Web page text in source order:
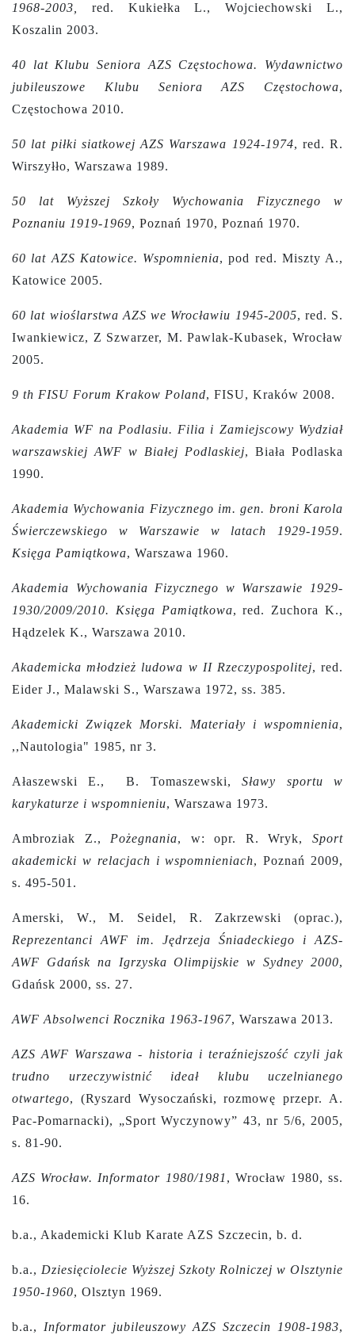
1968-2003,
red. Kukiełka L., Wojciechowski L.,
Koszalin 2003.
40 lat Klubu Seniora AZS Częstochowa. Wydawnictwo
jubileuszowe Klubu Seniora AZS Częstochowa,
Częstochowa 2010.
50 lat piłki siatkowej AZS Warszawa 1924-1974, red. R.
Wirszyłło, Warszawa 1989.
50 lat Wyższej Szkoły Wychowania Fizycznego w
Poznaniu 1919-1969, Poznań 1970, Poznań 1970.
60 lat AZS Katowice. Wspomnienia, pod red. Miszty A.,
Katowice 2005.
60 lat wioślarstwa AZS we Wrocławiu 1945-2005, red. S.
Iwankiewicz, Z Szwarzer, M. Pawlak-Kubasek, Wrocław
2005.
9 th FISU Forum Krakow Poland, FISU, Kraków 2008.
Akademia WF na Podlasiu. Filia i Zamiejscowy Wydział
warszawskiej AWF w Białej Podlaskiej, Biała Podlaska
1990.
Akademia Wychowania Fizycznego im. gen. broni Karola
Świerczewskiego w Warszawie w latach 1929-1959.
Księga Pamiątkowa, Warszawa 1960.
Akademia Wychowania Fizycznego w Warszawie 1929-
1930/2009/2010. Księga Pamiątkowa, red. Zuchora K.,
Hądzelek K., Warszawa 2010.
Akademicka młodzież ludowa w II Rzeczypospolitej, red.
Eider J., Malawski S., Warszawa 1972, ss. 385.
Akademicki Związek Morski. Materiały i wspomnienia,
,,Nautologia" 1985, nr 3.
Ałaszewski E., B. Tomaszewski,Sławy sportu w
karykaturze i wspomnieniu, Warszawa 1973.
Ambroziak Z., Pożegnania, w: opr. R. Wryk,Sport
akademicki w relacjach i wspomnieniach, Poznań 2009,
s. 495-501.
Amerski, W., M. Seidel, R. Zakrzewski (oprac.),
Reprezentanci AWF im. Jędrzeja Śniadeckiego i AZS-
AWF Gdańsk na Igrzyska Olimpijskie w Sydney 2000,
Gdańsk 2000, ss. 27.
AWF Absolwenci Rocznika 1963-1967, Warszawa 2013.
AZS AWF Warszawa - historia i teraźniejszość czyli jak
trudno urzeczywistnić ideał klubu uczelnianego
otwartego, (Ryszard Wysoczański, rozmowę przepr. A.
Pac-Pomarnacki), „Sport Wyczynowy” 43, nr 5/6, 2005,
s. 81-90.
AZS Wrocław. Informator 1980/1981 , Wrocław 1980, ss.
16.
b.a., Akademicki Klub Karate AZS Szczecin, b. d.
b.a., Dziesięciolecie Wyższej Szkoty Rolniczej w Olsztynie
1950-1960, Olsztyn 1969.
b.a., Informator jubileuszowy AZS Szczecin 1908-1983,